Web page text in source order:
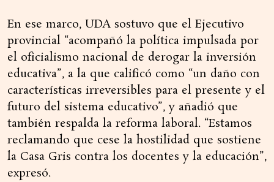
En ese marco, UDA sostuvo que el Ejecutivo
provincial “acompañó la política impulsada por
el oficialismo nacional de derogar la inversión
educativa”, a la que calificó como “un daño con
características irreversibles para el presente y el
futuro del sistema educativo”, y añadió que
también respalda la reforma laboral. “Estamos
reclamando que cese la hostilidad que sostiene
la Casa Gris contra los docentes y la educación”,
expresó.